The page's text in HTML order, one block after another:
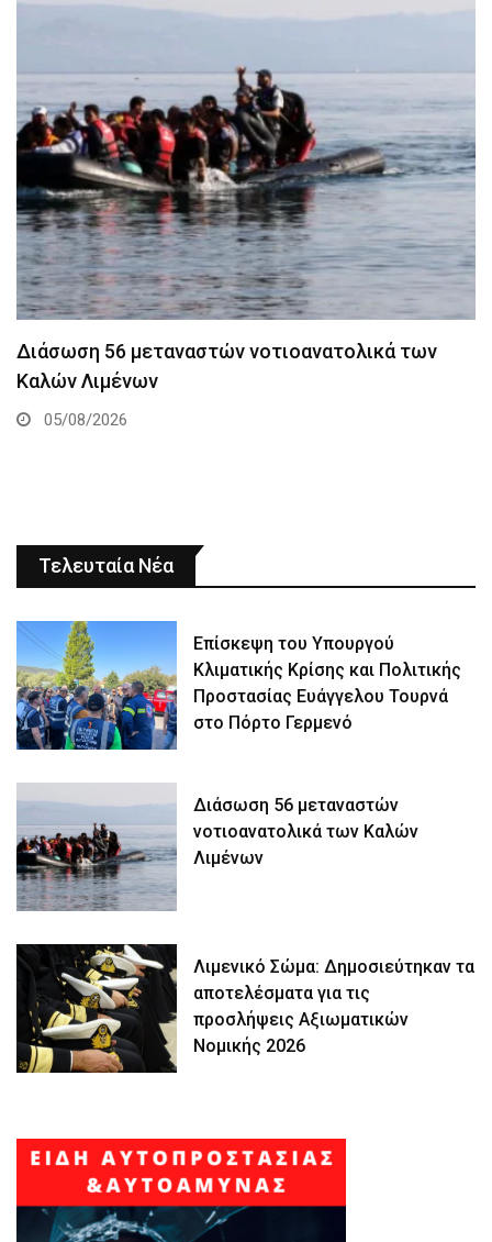
Διάσωση 56 μεταναστών νοτιοανατολικά των
Καλών Λιμένων
05/08/2026
Τελευταία Νέα
Επίσκεψη του Υπουργού
Κλιματικής Κρίσης και Πολιτικής
Προστασίας Ευάγγελου Τουρνά
στο Πόρτο Γερμενό
Διάσωση 56 μεταναστών
νοτιοανατολικά των Καλών
Λιμένων
Λιμενικό Σώμα: Δημοσιεύτηκαν τα
αποτελέσματα για τις
προσλήψεις Αξιωματικών
Νομικής 2026